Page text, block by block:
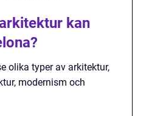
kan
olika typer av arkitektur,
modernism och